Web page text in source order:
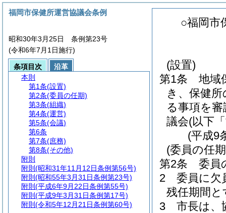
○福岡市
(設置)
第1条
地域
き、保健
る事項を
議会(以下
(平成9
(委員の任
第2条
委員
2
委員に欠
残任期間と
3
市長は、
福岡市保健所運営協議会条例
昭和30年3月25日 条例第23号
(令和6年7月1日施行)
条項目次
沿革
本則
第1条(設置)
第2条(委員の任期)
第3条(組織)
第4条(運営)
第5条(会議)
第6条
第7条(庶務)
第8条(その他)
附則
附則 (昭和31年11月12日条例第56号)
附則 (昭和55年3月31日条例第23号)
附則 (平成6年9月22日条例第55号)
附則 (平成9年3月31日条例第17号)
附則 (令和5年12月21日条例第60号)